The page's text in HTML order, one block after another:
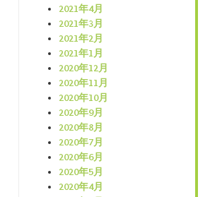
2021年4月
2021年3月
2021年2月
2021年1月
2020年12月
2020年11月
2020年10月
2020年9月
2020年8月
2020年7月
2020年6月
2020年5月
2020年4月